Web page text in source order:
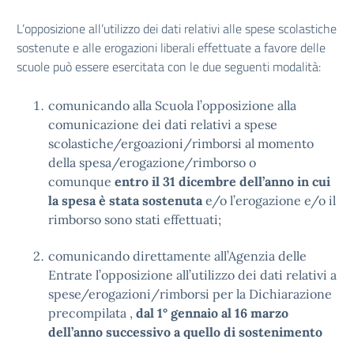
L’opposizione all’utilizzo dei dati relativi alle spese scolastiche
sostenute e alle erogazioni liberali effettuate a favore delle
scuole può essere esercitata con le due seguenti modalità:
comunicando alla Scuola l’opposizione alla
comunicazione dei dati relativi a spese
scolastiche/ergoazioni/rimborsi al momento
della spesa/erogazione/rimborso o
comunque entro il 31 dicembre dell’anno in cui
la spesa è stata sostenutae/o l’erogazione e/o il
rimborso sono stati effettuati;
comunicando direttamente all’Agenzia delle
Entrate l’opposizione all’utilizzo dei dati relativi a
spese/erogazioni/rimborsi per la Dichiarazione
precompilata , dal 1° gennaio al 16 marzo
dell’anno successivo a quello di sostenimento